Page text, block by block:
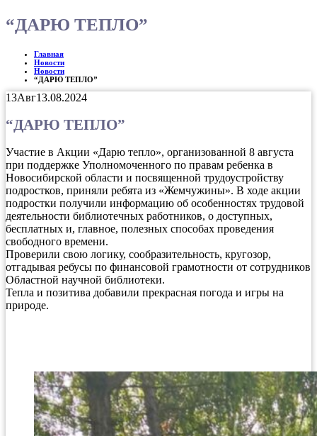
“ДАРЮ ТЕПЛО”
Главная
Новости
Новости
“ДАРЮ ТЕПЛО”
13Авг13.08.2024
“ДАРЮ ТЕПЛО”
Участие в Акции «Дарю тепло», организованной 8 августа
при поддержке Уполномоченного по правам ребенка в
Новосибирской области и посвященной трудоустройству
подростков, приняли ребята из «Жемчужины». В ходе акции
подростки получили информацию об особенностях трудовой
деятельности библиотечных работников, о доступных,
бесплатных и, главное, полезных способах проведения
свободного времени.
Проверили свою логику, сообразительность, кругозор,
отгадывая ребусы по финансовой грамотности от сотрудников
Областной научной библиотеки.
Тепла и позитива добавили прекрасная погода и игры на
природе.